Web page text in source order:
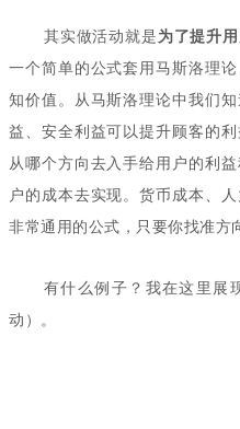
其实做活动就是为了提升
一个简单的公式套用马斯洛理
知价值。从马斯洛理论中我们
益、安全利益可以提升顾客的
从哪个方向去入手给用户的利
户的成本去实现。货币成本、
非常通用的公式，只要你找准方
有什么例子？我在这里展
动）。